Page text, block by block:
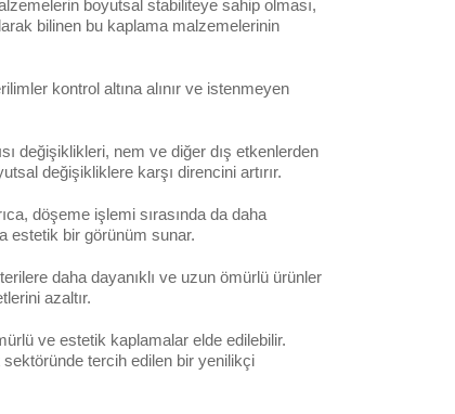
boyutsal stabiliteye sahip olması,
bilinen bu kaplama malzemelerinin
kontrol altına alınır ve istenmeyen
değişiklikleri, nem ve diğer dış etkenlerden
değişikliklere karşı direncini artırır.
döşeme işlemi sırasında da daha
estetik bir görünüm sunar.
daha dayanıklı ve uzun ömürlü ürünler
azaltır.
ve estetik kaplamalar elde edilebilir.
sektöründe tercih edilen bir yenilikçi